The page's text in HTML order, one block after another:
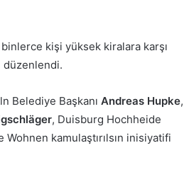
kişi yüksek kiralara karşı
düzenlendi.
Belediye Başkanı Andreas Hupke,
, Duisburg Hochheide
kamulaştırılsın inisiyatifi